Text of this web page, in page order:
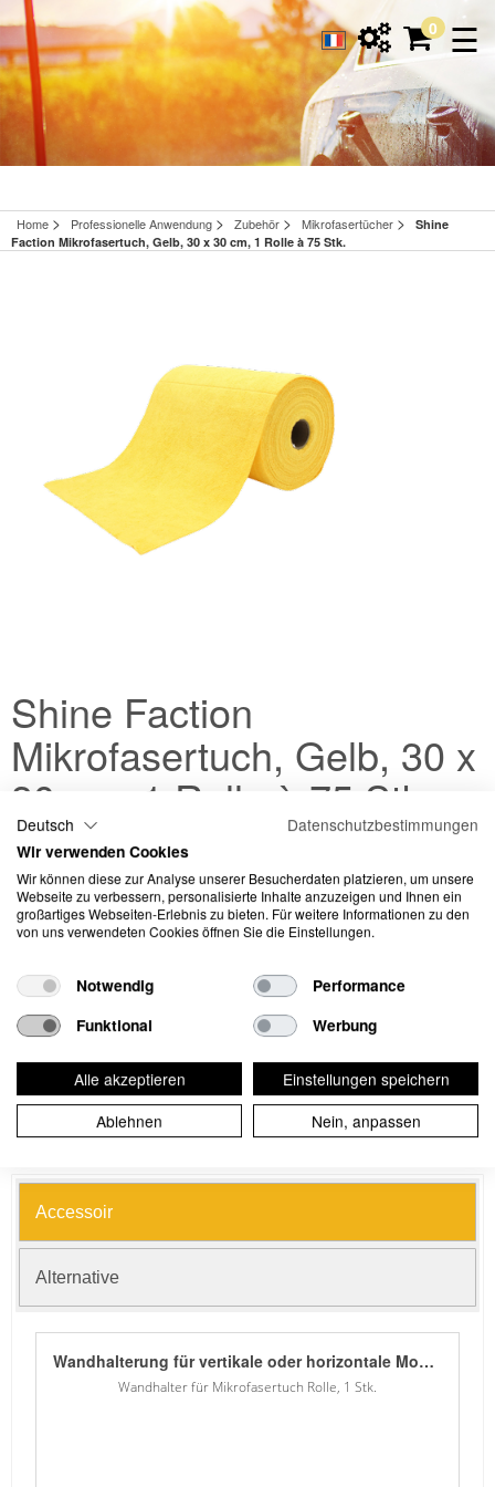
☰
0
Home > Professionelle Anwendung > Zubehör > Mikrofasertücher >
Shine
Faction Mikrofasertuch, Gelb, 30 x 30 cm, 1 Rolle à 75 Stk.
Shine Faction
Mikrofasertuch, Gelb, 30 x
30 cm, 1 Rolle à 75 Stk.
Mikrofaserhandtuchrollen (200GSM) sind praktisch, da sie wie eine
Papierhandtuchrolle immer griffbereit sind, aber die Mikrofaser
mehrmals gewaschen und wiederverwendet werden kann. Das
Tuch ist ein Allrounder und kann für alle Reinigungs- und
Pflegearbeiten verwendet werden. Für Finisharbeiten oder
deutlich höherer Grammatur (GSM).
Artikel-Nr.:
SFM64.075
Preis in CHF inkl. MwSt 35.65 / 1 Stk
Verfügbar:
+
Accessoir
Alternative
Wandhalterung für vertikale oder horizontale Montage, passend für Mikrofasertuchrollen.
Wandhalter für Mikrofasertuch Rolle, 1 Stk.
Deutsch
Datenschutzbestimmungen
Wir verwenden Cookies
Wir können diese zur Analyse unserer Besucherdaten platzieren, um unsere
Webseite zu verbessern, personalisierte Inhalte anzuzeigen und Ihnen ein
großartiges Webseiten-Erlebnis zu bieten. Für weitere Informationen zu den
von uns verwendeten Cookies öffnen Sie die Einstellungen.
Notwendig
Performance
Funktional
Werbung
Alle akzeptieren
Einstellungen speichern
Ablehnen
Nein, anpassen